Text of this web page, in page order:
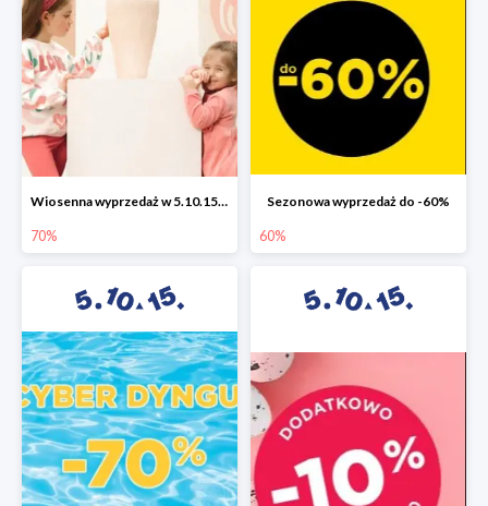
Wiosenna wyprzedaż w 5.10.15 do -70%
70%
Sezonowa wyprzedaż do -60%
60%